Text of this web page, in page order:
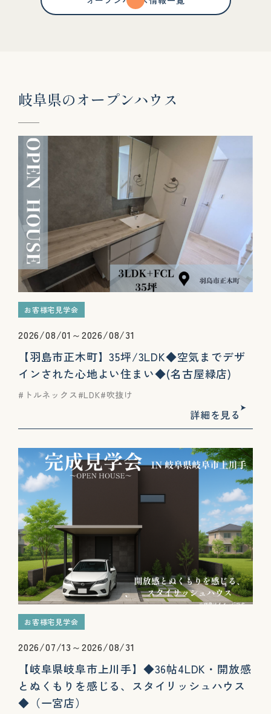
岐阜県のオープンハウ ス
お客様宅見学会
2026/08/01～2026/08/31
【羽島市正木町】35坪/3LDK◆空気までデザ
インされた心地よい住まい◆(名古屋緑店)
トルネックス LDK 吹抜け
詳細を見る
お客様宅見学会
2026/07/13～2026/08/31
【岐阜県岐阜市上川手】◆36帖4LDK・開放感
とぬくもりを感じる、スタイリッシュハウス
◆（一宮店）